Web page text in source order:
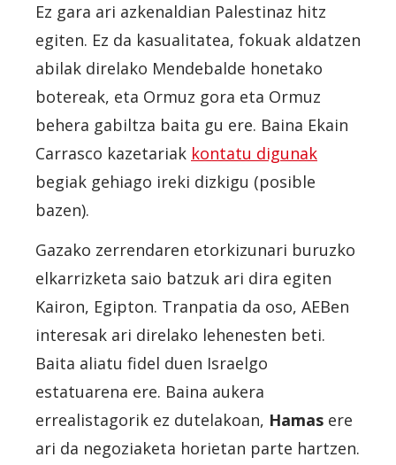
Ez gara ari azkenaldian Palestinaz hitz
egiten. Ez da kasualitatea, fokuak aldatzen
abilak direlako Mendebalde honetako
botereak, eta Ormuz gora eta Ormuz
behera gabiltza baita gu ere. Baina Ekain
Carrasco kazetariak kontatu digunak
begiak gehiago ireki dizkigu (posible
bazen).
Gazako zerrendaren etorkizunari buruzko
elkarrizketa saio batzuk ari dira egiten
Kairon, Egipton. Tranpatia da oso, AEBen
interesak ari direlako lehenesten beti.
Baita aliatu fidel duen Israelgo
estatuarena ere. Baina aukera
errealistagorik ez dutelakoan, Hamas ere
ari da negoziaketa horietan parte hartzen.